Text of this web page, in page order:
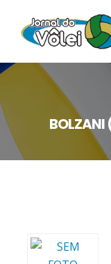
BOLZANI